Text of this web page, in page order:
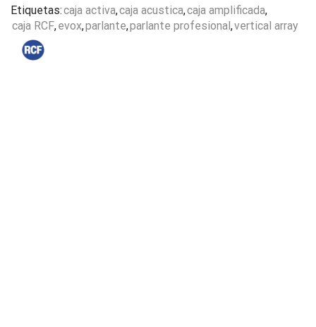
Etiquetas:caja activa,caja acustica,caja amplificada,
caja RCF,evox,parlante,parlante profesional,vertical array